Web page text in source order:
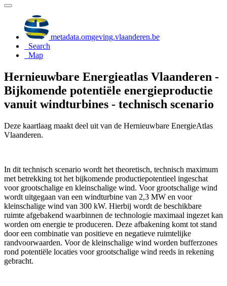
metadata.omgeving.vlaanderen.be
Search
Map
Hernieuwbare Energieatlas Vlaanderen -
Bijkomende potentiële energieproductie
vanuit windturbines - technisch scenario
Deze kaartlaag maakt deel uit van de Hernieuwbare EnergieAtlas
Vlaanderen.
In dit technisch scenario wordt het theoretisch, technisch maximum
met betrekking tot het bijkomende productiepotentieel ingeschat
voor grootschalige en kleinschalige wind. Voor grootschalige wind
wordt uitgegaan van een windturbine van 2,3 MW en voor
kleinschalige wind van 300 kW. Hierbij wordt de beschikbare
ruimte afgebakend waarbinnen de technologie maximaal ingezet kan
worden om energie te produceren. Deze afbakening komt tot stand
door een combinatie van positieve en negatieve ruimtelijke
randvoorwaarden. Voor de kleinschalige wind worden bufferzones
rond potentiële locaties voor grootschalige wind reeds in rekening
gebracht.